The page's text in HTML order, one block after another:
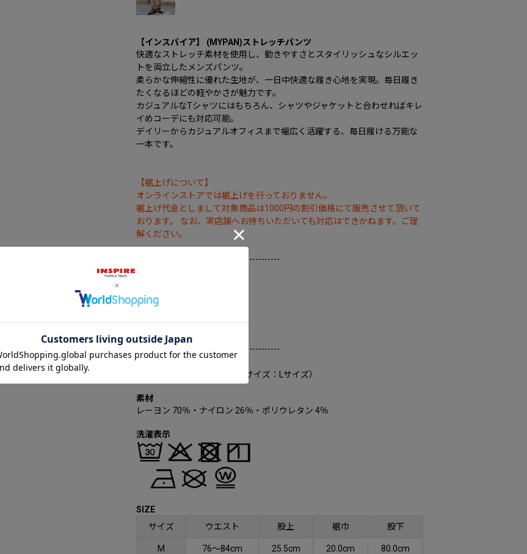
【インスパイア】 (MYPAN)ストレッチパンツ
快適なストレッチ素材を使用し、動きやすさとスタイリッシュなシルエッ
トを両立したメンズパンツ。
柔らかな伸縮性に優れた生地が、一日中快適な履き心地を実現。毎日履き
たくなるほどの軽やかさが魅力です。
カジュアルなTシャツにはもちろん、シャツやジャケットと合わせればキレ
イめコーデにも対応可能。
デイリーからカジュアルオフィスまで幅広く活躍する、毎日履ける万能な
一本です。
【裾上げについて】
オンラインストアでは裾上げを行っておりません。
裾上げ代金としまして対象商品は1000円の割引価格にて販売させて頂いて
おります。 なお、実店舗へお持ちいただいても対応はできかねます。ご理
解ください。
-----------------------------------------------
伸縮性：あり
生地の厚み：やや薄い
家庭洗濯：可能
-----------------------------------------------
（モデル身長：178㎝ 着用サイズ：Lサイズ）
素材
レーヨン 70％・ナイロン 26％・ポリウレタン 4％
洗濯表示
SIZE
サイズ
ウエスト 股上 裾巾 股下
M 76～84cm 25.5cm 20.0cm 80.0cm